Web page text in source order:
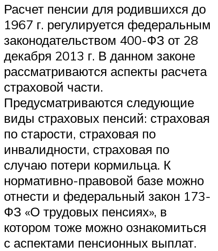
Расчет пенсии для родившихся до
1967 г. регулируется федеральным
законодательством 400-ФЗ от 28
декабря 2013 г. В данном законе
рассматриваются аспекты расчета
страховой части.
Предусматриваются следующие
виды страховых пенсий: страховая
по старости, страховая по
инвалидности, страховая по
случаю потери кормильца. К
нормативно-правовой базе можно
отнести и федеральный закон 173-
ФЗ «О трудовых пенсиях», в
котором тоже можно ознакомиться
с аспектами пенсионных выплат.